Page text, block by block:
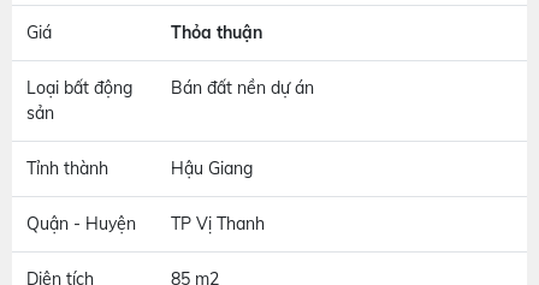
Giá Thỏa thuận
Loại bất động
sản
Bán đất nền dự án
Tỉnh thành Hậu Giang
Quận - Huyện TP Vị Thanh
Diện tích 85 m2